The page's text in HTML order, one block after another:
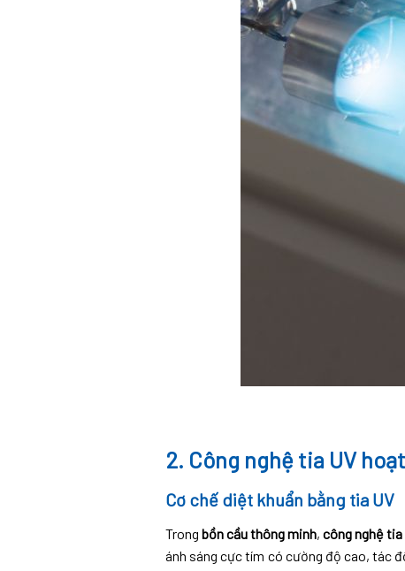
2. Công nghệ tia UV
Cơ chế diệt khuẩn bằng tia UV
Trongbồn cầu thông minh,công nghệ tia
ánh sáng cực tím có cường độ cao, tác